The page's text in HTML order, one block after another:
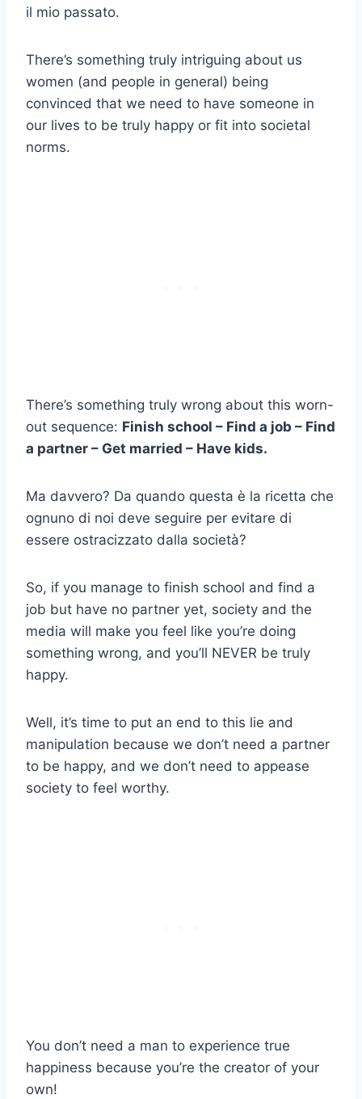
il mio passato.
There’s something truly intriguing about us
women (and people in general) being
convinced that we need to have someone in
our lives to be truly happy or fit into societal
norms.
There’s something truly wrong about this worn-
out sequence: Finish school – Find a job – Find
a partner – Get married – Have kids.
Ma davvero? Da quando questa è la ricetta che
ognuno di noi deve seguire per evitare di
essere ostracizzato dalla società?
So, if you manage to finish school and find a
job but have no partner yet, society and the
media will make you feel like you’re doing
something wrong, and you’ll NEVER be truly
happy.
Well, it’s time to put an end to this lie and
manipulation because we don’t need a partner
to be happy, and we don’t need to appease
society to feel worthy.
You don’t need a man to experience true
happiness because you’re the creator of your
own!